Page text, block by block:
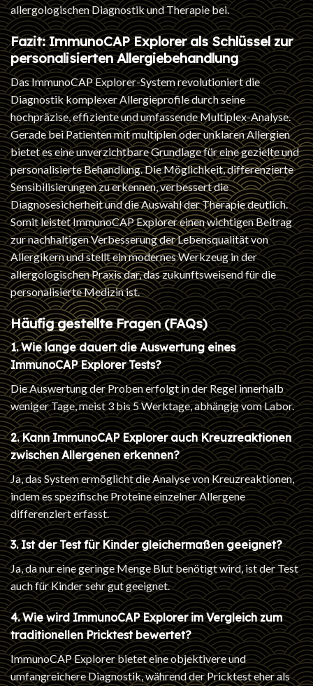
allergologischen Diagnostik und Therapie bei.
Fazit: ImmunoCAP Explorer als Schlüssel zur
personalisierten Allergiebehandlung
Das ImmunoCAP Explorer-System revolutioniert die
Diagnostik komplexer Allergieprofile durch seine
hochpräzise, effiziente und umfassende Multiplex-Analyse.
Gerade bei Patienten mit multiplen oder unklaren Allergien
bietet es eine unverzichtbare Grundlage für eine gezielte und
personalisierte Behandlung. Die Möglichkeit, differenzierte
Sensibilisierungen zu erkennen, verbessert die
Diagnosesicherheit und die Auswahl der Therapie deutlich.
Somit leistet ImmunoCAP Explorer einen wichtigen Beitrag
zur nachhaltigen Verbesserung der Lebensqualität von
Allergikern und stellt ein modernes Werkzeug in der
allergologischen Praxis dar, das zukunftsweisend für die
personalisierte Medizin ist.
Häufig gestellte Fragen (FAQs)
1. Wie lange dauert die Auswertung eines
ImmunoCAP Explorer Tests?
Die Auswertung der Proben erfolgt in der Regel innerhalb
weniger Tage, meist 3 bis 5 Werktage, abhängig vom Labor.
2. Kann ImmunoCAP Explorer auch Kreuzreaktionen
zwischen Allergenen erkennen?
Ja, das System ermöglicht die Analyse von Kreuzreaktionen,
indem es spezifische Proteine einzelner Allergene
differenziert erfasst.
3. Ist der Test für Kinder gleichermaßen geeignet?
Ja, da nur eine geringe Menge Blut benötigt wird, ist der Test
auch für Kinder sehr gut geeignet.
4. Wie wird ImmunoCAP Explorer im Vergleich zum
traditionellen Pricktest bewertet?
ImmunoCAP Explorer bietet eine objektivere und
umfangreichere Diagnostik, während der Pricktest eher als